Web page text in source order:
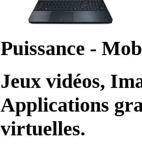
Puissance -
Jeux vidéos,
Applications
virtuelles.